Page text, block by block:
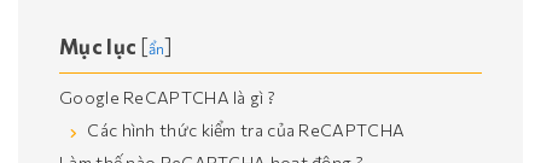
Mục lục [ẩn]
Google ReCAPTCHA là gì ?
Các hình thức kiểm tra của ReCAPTCHA